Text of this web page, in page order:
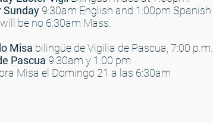
Sunday 9:30am English and 1:00pm Spanish
be no 6:30am Mass.
Misa bilingüe de Vigilia de Pascua, 7:00 p.m.
Pascua 9:30am y 1:00 pm
Misa el Domingo 21 a las 6:30am